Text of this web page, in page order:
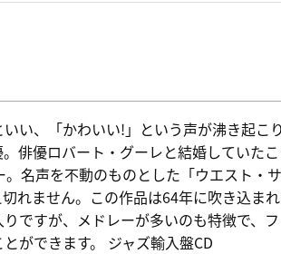
い、「かわいい!」という声が沸き起こ
俳優ロバート・グーレと結婚していた
名声を不動のものとした「ウエスト・
れません。この作品は64年に吹き込ま
ですが、メドレーが多いのも特徴で、
ができます。 ジャズ輸入盤CD